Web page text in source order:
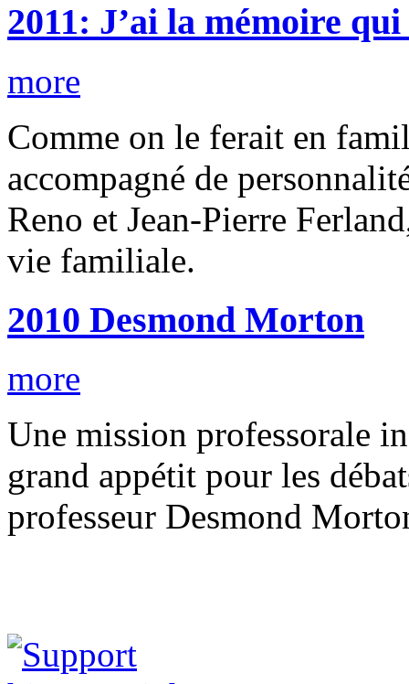
2011: J’ai la mémoire
more
Comme on le ferait en
accompagné de
Reno et Jean-Pierre
vie familiale.
2010 Desmond Morton
more
Une mission professorale
grand appétit pour les
professeur Desmond